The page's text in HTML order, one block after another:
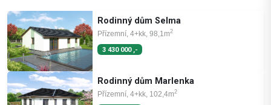
Rodinný dům Selma
Přízemní, 4+kk, 98,1m2
3 430 000 ,-
Rodinný dům Marlenka
Přízemní, 4+kk, 102,4m2